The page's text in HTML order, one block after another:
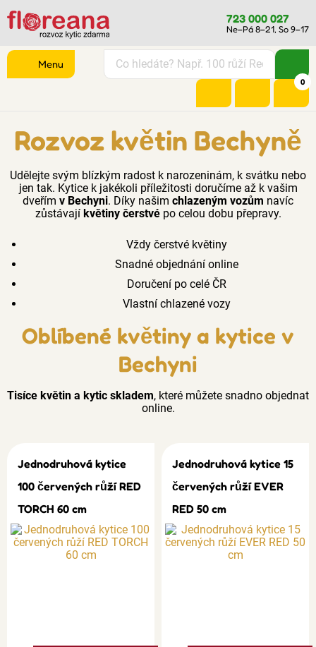
723 000 027
Ne–Pá 8–21, So 9–17
0
Menu
Rozvoz květin Bechyně
Udělejte svým blízkým radost k narozeninám, k svátku nebo
jen tak. Kytice k jakékoli příležitosti doručíme až k vašim
dveřím v Bechyni. Díky našim chlazeným vozům navíc
zůstávají květiny čerstvépo celou dobu přepravy.
Vždy čerstvé květiny
Snadné objednání online
Doručení po celé ČR
Vlastní chlazené vozy
Oblíbené květiny a kytice v
Bechyni
Tisíce květin a kytic skladem, které můžete snadno objednat
online.
Jednodruhová kytice
100 červených růží RED
TORCH 60 cm
Jednodruhová kytice 15
červených růží EVER
RED 50 cm